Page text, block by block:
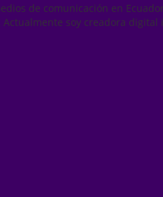
de comunicación en
Actualmente soy creadora